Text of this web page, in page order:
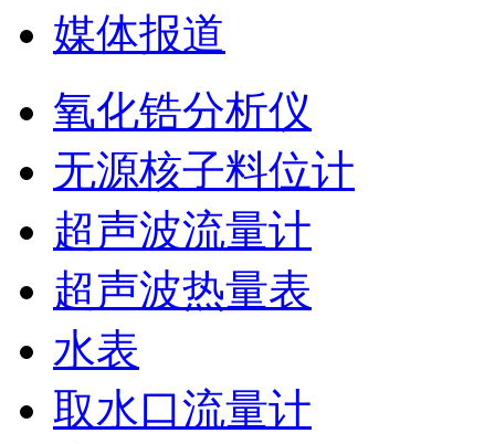
媒体报道
氧化锆分析仪
无源核子料位计
超声波流量计
超声波热量表
水表
取水口流量计